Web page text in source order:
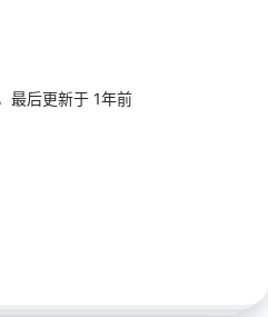
后更新于 1年前